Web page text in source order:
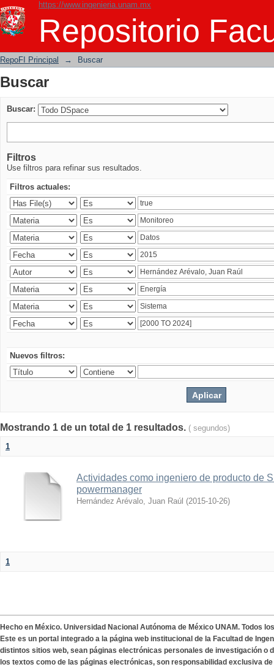
https://www.ingenieria.unam.mx
Repositorio
Buscar
RepoFI Principal → Buscar
Buscar
Buscar:
Filtros
Use filtros para refinar sus resultados.
Filtros actuales:
Nuevos filtros:
Mostrando 1 de un total de 1 resultados. ( segundos)
1
Actividades como ingeniero de producto de
powermanager
Hernández Arévalo, Juan Raúl (2015-10-26)
1
Hecho en México. Universidad Nacional Autónoma de México UNAM. Todos
Este es un portal integrado a la página web institucional de la Facultad de
distintos sitios web, sean páginas electrónicas personales de investigación o
los textos como de las páginas electrónicas, son responsabilidad exclusiva